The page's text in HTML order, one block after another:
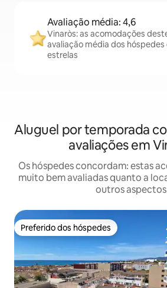
Avaliação média: 4,6
Vinaròs: as acomodações
avaliação média dos hóspedes
estrelas
Aluguel por temporada
avaliações em
Os hóspedes concordam: estas
muito bem avaliadas quanto a
outros
Preferido dos hóspedes
Preferido dos hóspedes